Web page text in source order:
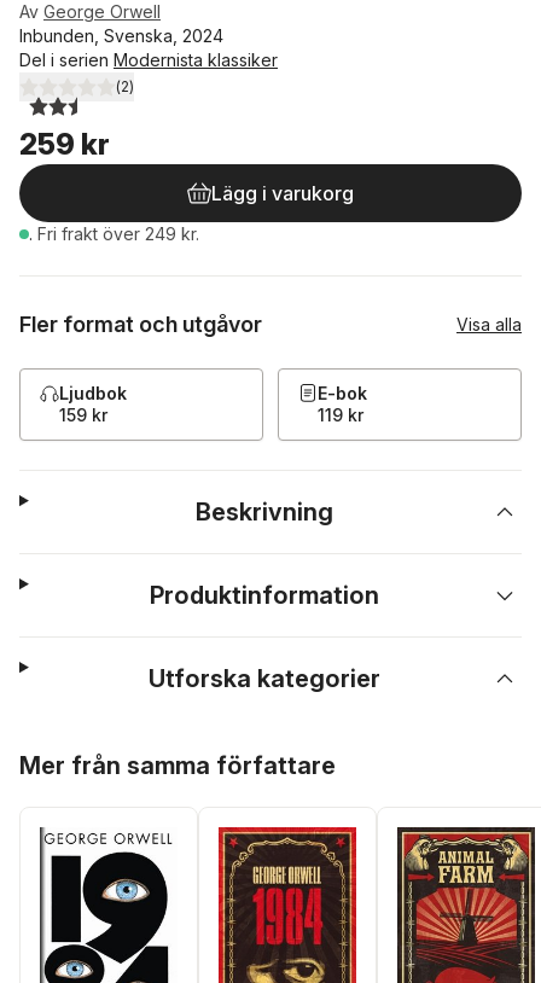
Av George Orwell
Inbunden, Svenska, 2024
Del i serien Modernista klassiker
2,5utav 5 stjärnor. Totalt antal röster:
(2)
259 kr
Lägg i varukorg
. Fri frakt över 249 kr.
Fler format och utgåvor Visa alla
Ljudbok
159 kr
E-bok
119 kr
Beskrivning
Produktinformation
Utforska kategorier
Mer från samma författare